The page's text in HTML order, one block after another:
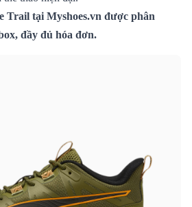
Trail tại Myshoes.vn được phân
đầy đủ hóa đơn.